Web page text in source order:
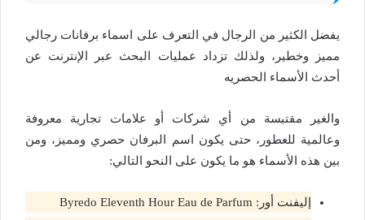
يفضل الكثير من الرجال في التعرف على اسماء برفانات رجالي
مميز وخطير، ولذلك تزداد عمليات البحث عبر الإنترنت عن
أحدث الأسماء الحصريه
والغير مقتبسة من أي شركات أو علامات تجارية معروفة
وعالمية للعطور، حتى يكون اسم البرفان حصري ومميز، ومن
بين هذه الأسماء هو ما يكون على النحو التالي:
إليفنت أور: Byredo Eleventh Hour Eau de Parfum